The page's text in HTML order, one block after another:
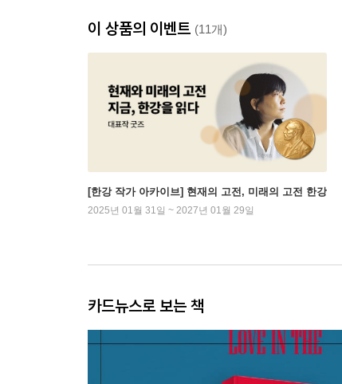
이 상품의 이벤트 (11개)
[한강 작가 아카이브] 현재의 고전, 미래의 고전 한강
2025년 01월 31일 ~ 2027년 01월 29일
카드뉴스로 보는 책